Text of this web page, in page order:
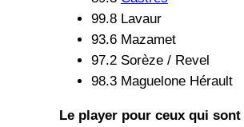
99.8 Lavaur
93.6 Mazamet
97.2 Sorèze / Revel
98.3 Maguelone Hérault
Le player pour ceux qui